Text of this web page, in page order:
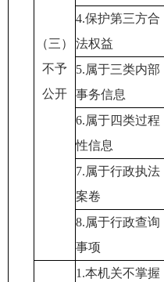
（三）
不予
公开
4.保护第三方合
法权益
5.属于三类内部
事务信息
6.属于四类过程
性信息
7.属于行政执法
案卷
8.属于行政查询
事项
1.本机关不掌握